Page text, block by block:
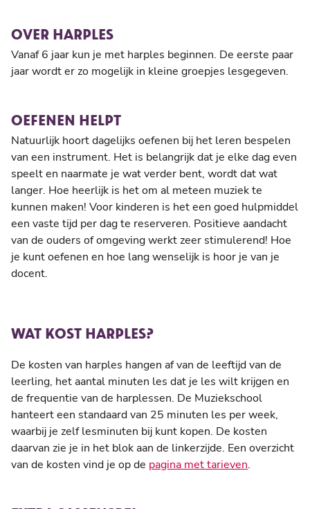
OVER HARPLES
Vanaf 6 jaar kun je met harples beginnen. De eerste paar
jaar wordt er zo mogelijk in kleine groepjes lesgegeven.
OEFENEN HELPT
Natuurlijk hoort dagelijks oefenen bij het leren bespelen
van een instrument. Het is belangrijk dat je elke dag even
speelt en naarmate je wat verder bent, wordt dat wat
langer. Hoe heerlijk is het om al meteen muziek te
kunnen maken! Voor kinderen is het een goed hulpmiddel
een vaste tijd per dag te reserveren. Positieve aandacht
van de ouders of omgeving werkt zeer stimulerend! Hoe
je kunt oefenen en hoe lang wenselijk is hoor je van je
docent.
WAT KOST HARPLES?
De kosten van harples hangen af van de leeftijd van de
leerling, het aantal minuten les dat je les wilt krijgen en
de frequentie van de harplessen. De Muziekschool
hanteert een standaard van 25 minuten les per week,
waarbij je zelf lesminuten bij kunt kopen. De kosten
daarvan zie je in het blok aan de linkerzijde. Een overzicht
van de kosten vind je op de pagina met tarieven.